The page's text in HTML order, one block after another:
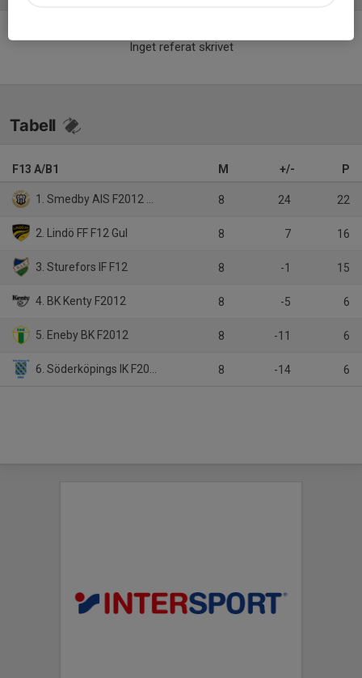
Inget referat skrivet
Tabell
F13 A/B1 M +/- P
1. Smedby AIS F2012 Svart 8 24 22
2. Lindö FF F12 Gul 8 7 16
3. Sturefors IF F12 8 -1 15
4. BK Kenty F2012 8 -5 6
5. Eneby BK F2012 8 -11 6
6. Söderköpings IK F2012 8 -14 6